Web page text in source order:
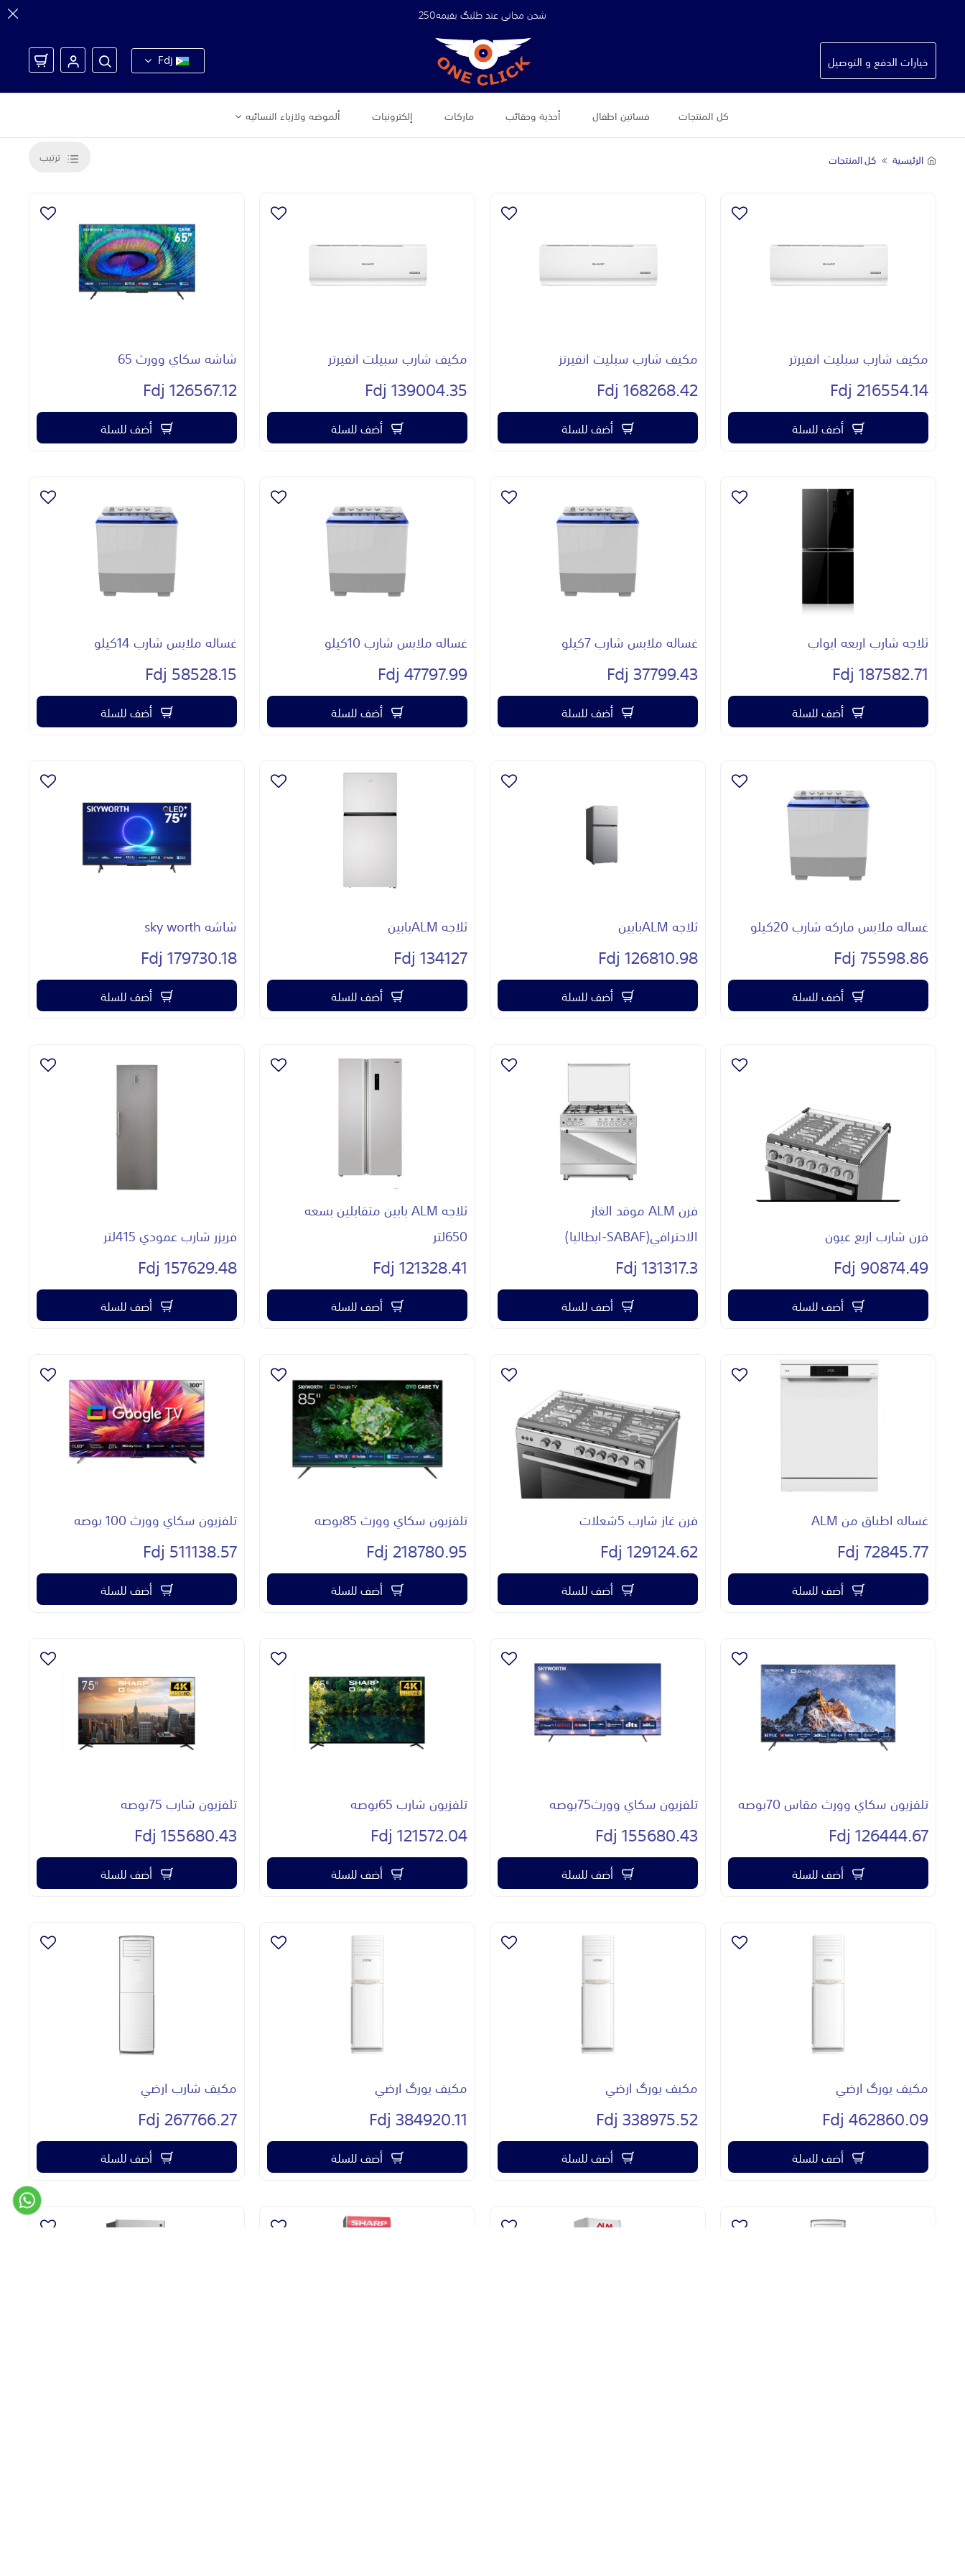
شحن مجاني عند طلبگ بقيمه250
خيارات الدفع و التوصيل
كل المنتجات فساتين اطفال أحذية وحقائب ماركات إلكترونيات ألموضه ولازياء النسائيه
الرئيسية كل المنتجات ترتيب
مكيف شارب سبليت انفيرتر
216554.14 Fdj
أضف للسلة
مكيف شارب سبليت انفيرتز
168268.42 Fdj
أضف للسلة
مكيف شارب سبيلت انفيرتر
139004.35 Fdj
أضف للسلة
شاشه سكاي وورث 65
126567.12 Fdj
أضف للسلة
ثلاجه شارب اربعه ابواب
187582.71 Fdj
أضف للسلة
غساله ملابس شارب 7كيلو
37799.43 Fdj
أضف للسلة
غساله ملابس شارب 10كيلو
47797.99 Fdj
أضف للسلة
غساله ملابس شارب 14كيلو
58528.15 Fdj
أضف للسلة
غساله ملابس ماركه شارب 20كيلو
75598.86 Fdj
أضف للسلة
ثلاجه ALMبابين
126810.98 Fdj
أضف للسلة
ثلاجه ALMبابين
134127 Fdj
أضف للسلة
شاشه sky worth
179730.18 Fdj
أضف للسلة
فرن شارب اربع عيون
90874.49 Fdj
أضف للسلة
فرن ALM موقد الغاز
الاحترافي(SABAF-ايطاليا)
131317.3 Fdj
أضف للسلة
ثلاجه ALM بابين متقابلين بسعه
650لتر
121328.41 Fdj
أضف للسلة
فريزر شارب عمودي 415لتر
157629.48 Fdj
أضف للسلة
غساله اطباق من ALM
72845.77 Fdj
أضف للسلة
فرن غاز شارب 5شعلات
129124.62 Fdj
أضف للسلة
تلفزيون سكاي وورث 85بوصه
218780.95 Fdj
أضف للسلة
تلفزيون سكاي وورث 100 بوصه
511138.57 Fdj
أضف للسلة
تلفزيون سكاي وورث مقاس 70بوصه
126444.67 Fdj
أضف للسلة
تلفزيون سكاي وورث75بوصه
155680.43 Fdj
أضف للسلة
تلفزيون شارب 65بوصه
121572.04 Fdj
أضف للسلة
تلفزيون شارب 75بوصه
155680.43 Fdj
أضف للسلة
مكيف يورگ ارضي
462860.09 Fdj
أضف للسلة
مكيف يورگ ارضي
338975.52 Fdj
أضف للسلة
مكيف يورگ ارضي
384920.11 Fdj
أضف للسلة
مكيف شارب ارضي
267766.27 Fdj
أضف للسلة